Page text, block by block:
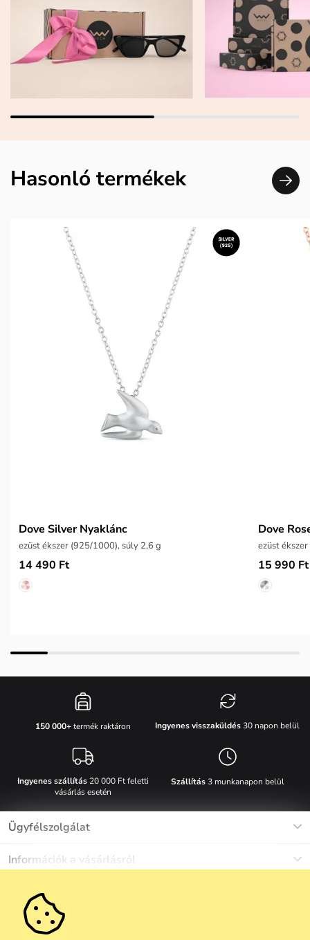
Hasonló termékek
Dove Silver Nyaklánc
ezüst ékszer (925/1000), súly 2,6 g
14 490 Ft
Dove
15 990 Ft
150 000+termék raktáron Ingyenes visszaküldés30 napon belül
Ingyenes szállítás20 000 Ft feletti
vásárlás esetén
Szállítás3 munkanapon belül
Ügyfélszolgálat
+36 1 808 9989
Információk a vásárlásról
Gyakori kérdések
Anyagok és karbantartás
Egyéb információk
Rólunk
Karrier
Ne maradj le semmiről!